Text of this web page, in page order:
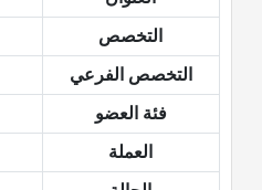
التخصص
التخصص الفرعي
فئة العضو
العملة